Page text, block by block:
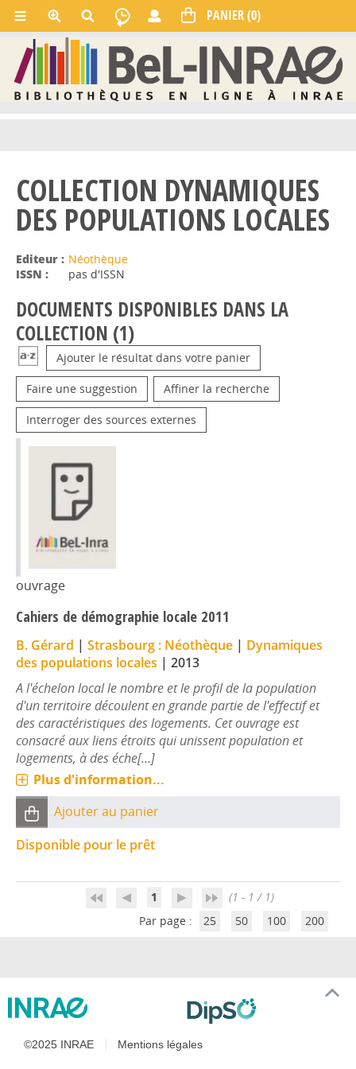
COLLECTION DYNAMIQUES
DES POPULATIONS LOCALES
Editeur : Néothèque
ISSN :
pas d'ISSN
DOCUMENTS DISPONIBLES DANS LA
COLLECTION (1)
Ajouter le résultat dans votre panier
Faire une suggestion Affiner la recherche
Interroger des sources externes
ouvrage
Cahiers de démographie locale 2011
B. Gérard | Strasbourg : Néothèque | Dynamiques
des populations locales | 2013
A l'échelon local le nombre et le profil de la population
d'un territoire découlent en grande partie de l'effectif et
des caractéristiques des logements. Cet ouvrage est
consacré aux liens étroits qui unissent population et
logements, à des éche[...]
Plus d'information...
Ajouter au panier
Disponible pour le prêt
1
(1 - 1 / 1)
Par page :
25 50 100 200
©2025 INRAE Mentions légales